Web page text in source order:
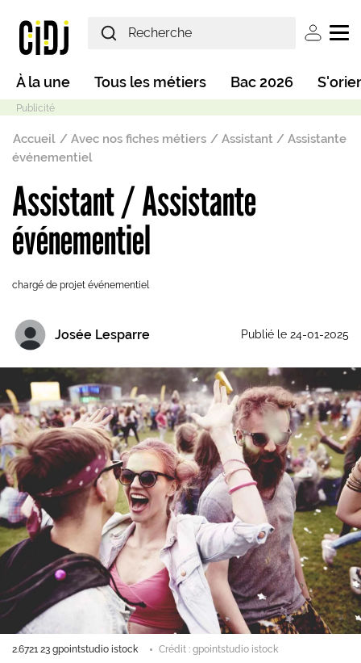
User
Main navigation
À la une Tous les métiers Bac 2026
Mode sombre
Fil d'Ariane
Accueil Avec nos fiches métiers
Assistant / Assistante
événementiel
Assistant / Assistante
événementiel
chargé de projet événementiel
Josée Lesparre Publié le 24-01-2025
2.6721 23 gpointstudio istock Crédit : gpointstudio istock